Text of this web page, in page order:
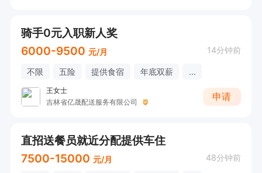
骑手0元入职新人奖
6000-9500 元/月 14分钟前
不限 五险 提供食宿 年底双薪 ...
王女士
吉林省亿晟配送服务有限公司
申请
直招送餐员就近分配提供车住
7500-15000 元/月 48分钟前